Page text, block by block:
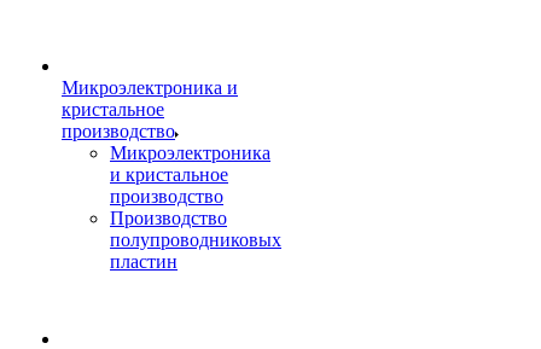
Микроэлектроника и
кристальное
производство
Микроэлектроника
и кристальное
производство
Производство
полупроводниковых
пластин